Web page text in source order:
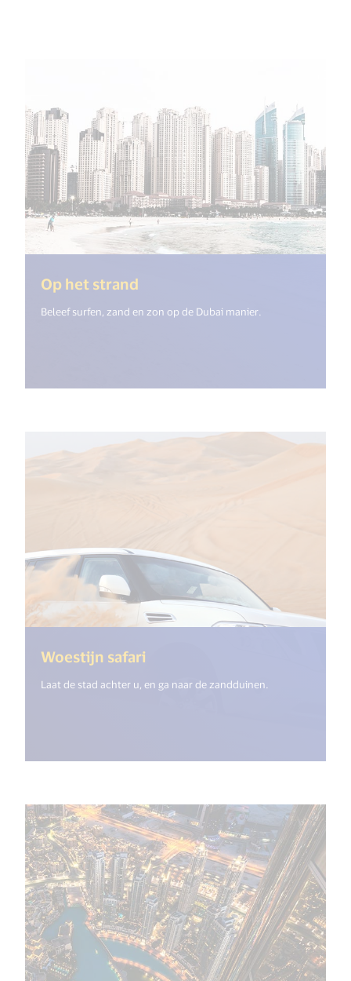
Op het strand
Beleef surfen, zand en zon op de Dubai manier.
Woestijn safari
Laat de stad achter u, en ga naar de zandduinen.